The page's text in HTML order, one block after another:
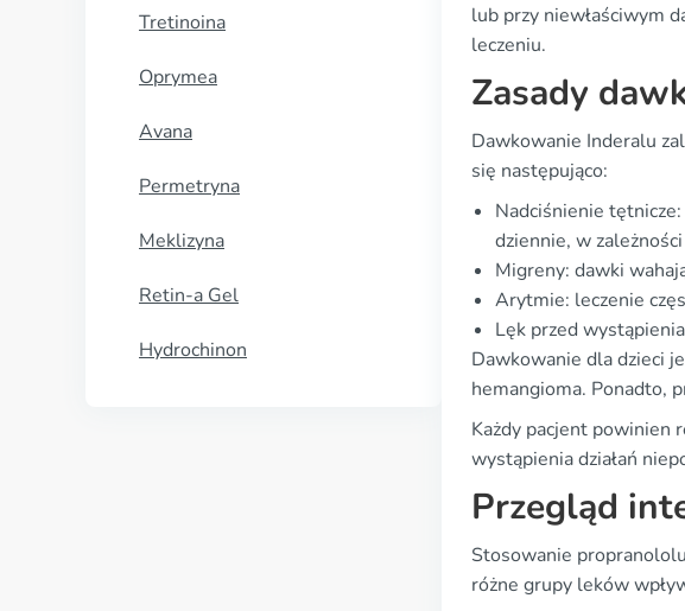
Tretinoina
Oprymea
Avana
Permetryna
Meklizyna
Retin-a Gel
Hydrochinon
lub przy niewłaściwym
leczeniu.
Zasady
Dawkowanie Inderalu
się następująco:
Nadciśnienie
dziennie, w
Migreny: dawki
Arytmie: leczenie
Lęk przed
Dawkowanie dla dzieci
hemangioma. Ponadto,
Każdy pacjent powinien
wystąpienia działań
Przegląd
Stosowanie
różne grupy leków